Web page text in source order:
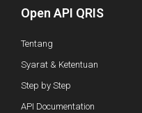
Open API QRIS
Tentang
Syarat & Ketentuan
Step by Step
API Documentation